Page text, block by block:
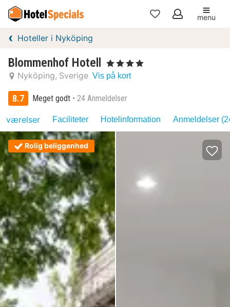
Mine
menu
Hoteller i Nyköping
Blommenhof Hotell , 4 Stjerner
Nyköping Sverige Vis på kort
8.7 Meget godt 24 Anmeldelser
værelser Faciliteter Hotelinformation Anmeldelser
Rolig beliggenhed